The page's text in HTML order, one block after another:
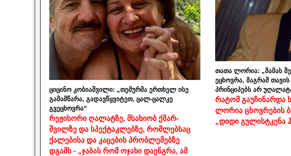
ციცინო კობიაშვილი: „თემურმა ერთხელ ისე
გამამწარა, გადავწყვიტეთ, ცალ-ცალკე
გვეცხოვრა“
რეჟისორი ღალატზე, მსახიობ ქმარ-
შვილზე და სპექტაკლებზე, რომლებსაც
ქალებისა და კაცების პრობლემებზე
დგამს - „ჯაბას რომ ოჯახი დაენგრა, ამ
თათა ლორია: „მამას
ეცხოვრა, მაგრამ
პრინციპებს არ
რატომ გაუჩინარდა
ლორია ცხოვრების
„დიდი გულისტკენა